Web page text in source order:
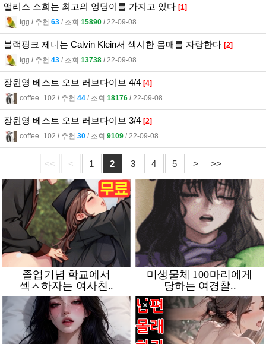
앨리스 소희는 최고의 엉덩이를 가지고 있다 [1]
tgg l 추천 63 l 조회 15890 l 22-09-08
블랙핑크 제니는 Calvin Klein서 섹시한 몸매를 자랑한다 [2]
tgg l 추천 43 l 조회 13738 l 22-09-08
장원영 베스트 오브 러브다이브 4/4 [4]
coffee_102 l 추천 44 l 조회 18176 l 22-09-08
장원영 베스트 오브 러브다이브 3/4 [2]
coffee_102 l 추천 30 l 조회 9109 l 22-09-08
<< < 1 2 3 4 5 > >>